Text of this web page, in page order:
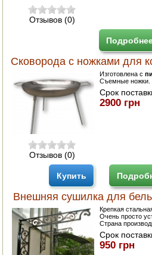
Отзывов (0)
Сковорода с ножками для
Отзывов (0)
Изготовлена с
Съемные ножки.
Срок
2900 грн
Купить
Внешняя сушилка для
Крепкая
Очень просто
Страна
Срок
950 грн